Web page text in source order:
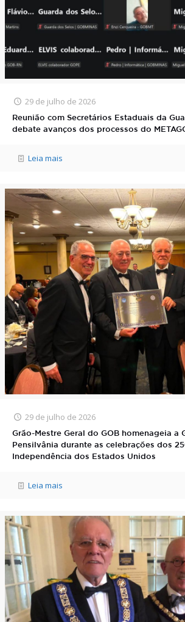
29 de julho de 2026
Reunião com Secretários Estaduais da
debate avanços dos processos do
Leia mais
29 de julho de 2026
Grão-Mestre Geral do GOB homenageia a
Pensilvânia durante as celebrações dos
Independência dos Estados Unidos
Leia mais